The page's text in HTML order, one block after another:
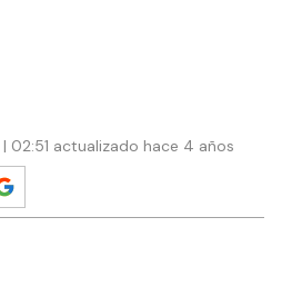
02:51 actualizado hace 4 años